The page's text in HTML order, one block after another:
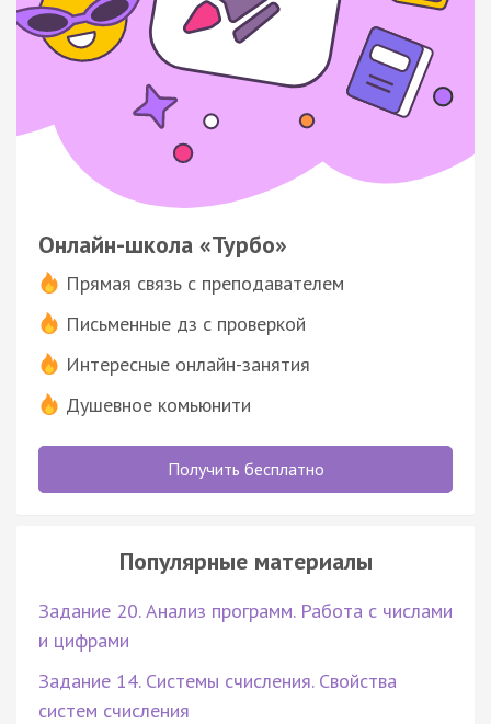
Онлайн-школа «Турбо»
Прямая связь с преподавателем
Письменные дз с проверкой
Интересные онлайн-занятия
Душевное комьюнити
Получить бесплатно
Популярные материалы
Задание 20. Анализ программ. Работа с числами
и цифрами
Задание 14. Системы счисления. Свойства
систем счисления